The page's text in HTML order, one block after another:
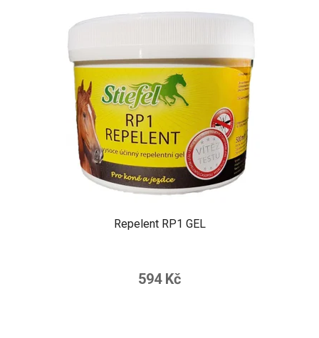
Repelent RP1 GEL
594 Kč